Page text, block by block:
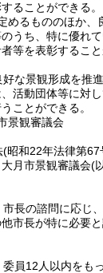
ることができる。
めるもののほか、
うち、特に優れ
等を表彰すること
な景観形成を推
活動団体等に対
ことができる。
景観審議会
(昭和22年法律第67
月市景観審議会(
長の諮問に応じ
市長が特に必要
員12人以内をも